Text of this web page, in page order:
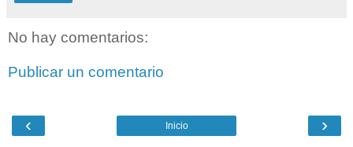
No hay comentarios:
Publicar un comentario
‹ ›
Inicio